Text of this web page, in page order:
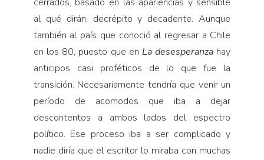
al qué dirán, decrépito y decadente. Aunque
también al país que conoció al regresar a Chile
en los 80, puesto que en La desesperanza hay
anticipos casi proféticos de lo que fue la
transición. Necesariamente tendría que venir un
período de acomodos que iba a dejar
descontentos a ambos lados del espectro
político. Ese proceso iba a ser complicado y
nadie diría que el escritor lo miraba con muchas